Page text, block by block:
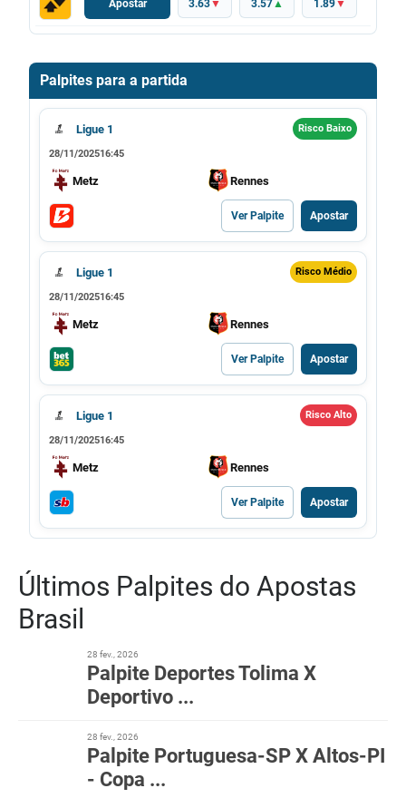
Apostar 3.63▼ 3.57▲ 1.89▼
Palpites para a partida
Ligue 1 Risco Baixo
28/11/202516:45
Metz Rennes
Ver Palpite Apostar
Ligue 1 Risco Médio
28/11/202516:45
Metz Rennes
Ver Palpite Apostar
Ligue 1 Risco Alto
28/11/202516:45
Metz Rennes
Ver Palpite Apostar
Últimos Palpites do Apostas
Brasil
28 fev., 2026
Palpite Deportes Tolima X
Deportivo ...
28 fev., 2026
Palpite Portuguesa-SP X Altos-PI
- Copa ...